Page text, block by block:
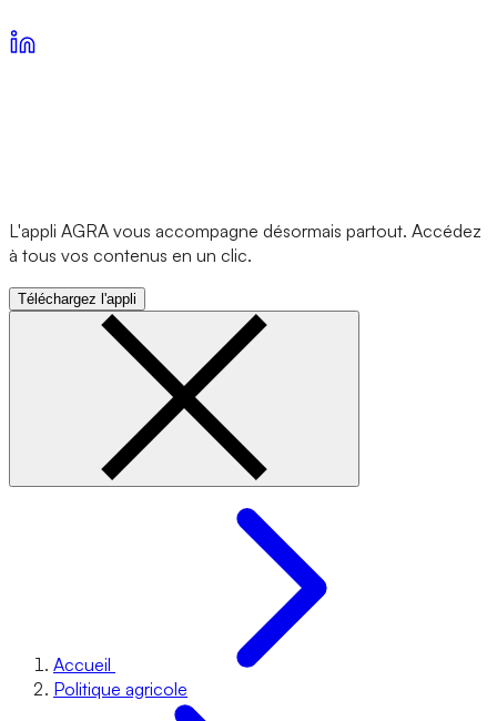
L'appli AGRA vous accompagne désormais partout. Accédez
à tous vos contenus en un clic.
Téléchargez l'appli
Accueil
Politique agricole